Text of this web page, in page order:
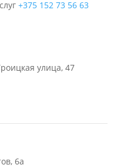
+375 152 73 56 63
улица, 47
6а